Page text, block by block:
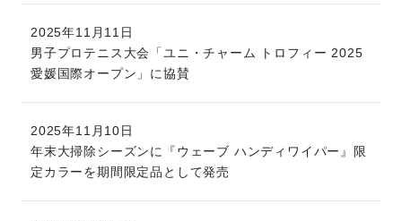
2025年11月11日
男子プロテニス大会「ユニ・チャーム トロフィー 2025
愛媛国際オープン」に協賛
2025年11月10日
年末大掃除シーズンに『ウェーブ ハンディワイパー』限
定カラーを期間限定品として発売